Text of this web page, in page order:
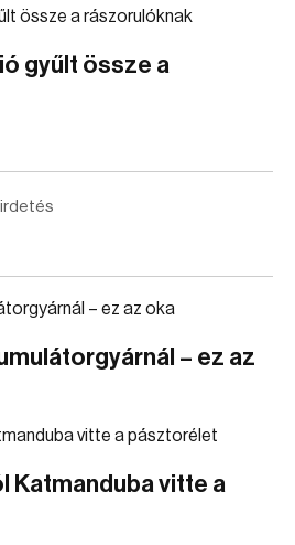
gyűlt össze a
– ez az
Katmanduba vitte a